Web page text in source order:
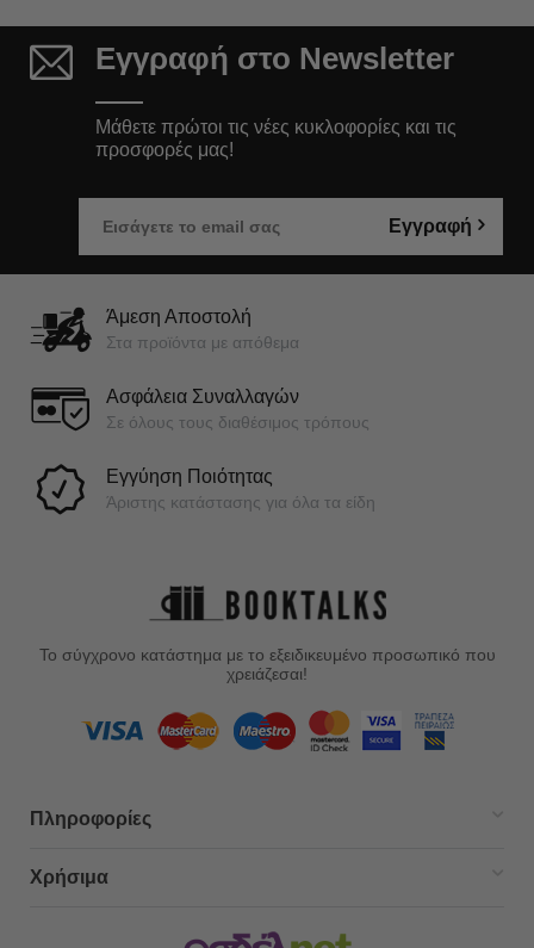
Εγγραφή στο Newsletter
Μάθετε πρώτοι τις νέες κυκλοφορίες και τις
προσφορές μας!
Εγγραφή
Άμεση Αποστολή
Στα προϊόντα με απόθεμα
Ασφάλεια Συναλλαγών
Σε όλους τους διαθέσιμος τρόπους
Εγγύηση Ποιότητας
Άριστης κατάστασης για όλα τα είδη
Το σύγχρονο κατάστημα με το εξειδικευμένο προσωπικό που
χρειάζεσαι!
Πληροφορίες
Χρήσιμα